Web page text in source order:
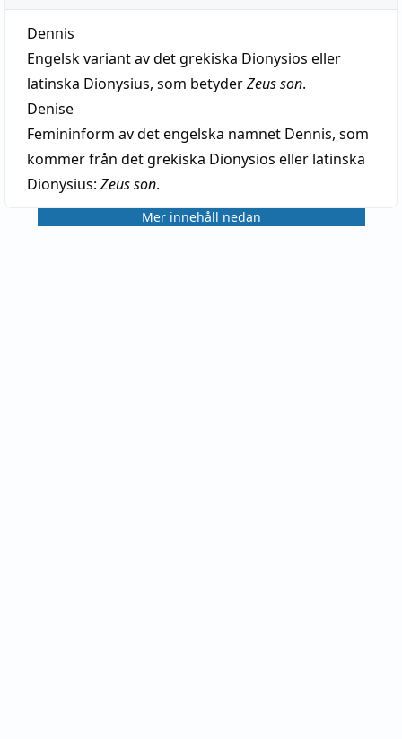
Dennis
Engelsk variant av det grekiska Dionysios eller
latinska Dionysius, som betyderZeus son.
Denise
Femininform av det engelska namnet Dennis, som
kommer från det grekiska Dionysios eller latinska
Dionysius: Zeus son.
Mer innehåll nedan